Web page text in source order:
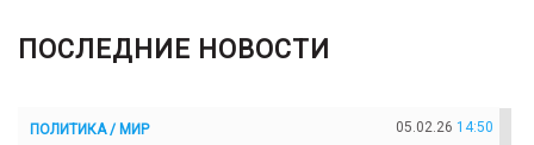
ПОСЛЕДНИЕ НОВОСТИ
ПОЛИТИКА / МИР 05.02.26 14:50